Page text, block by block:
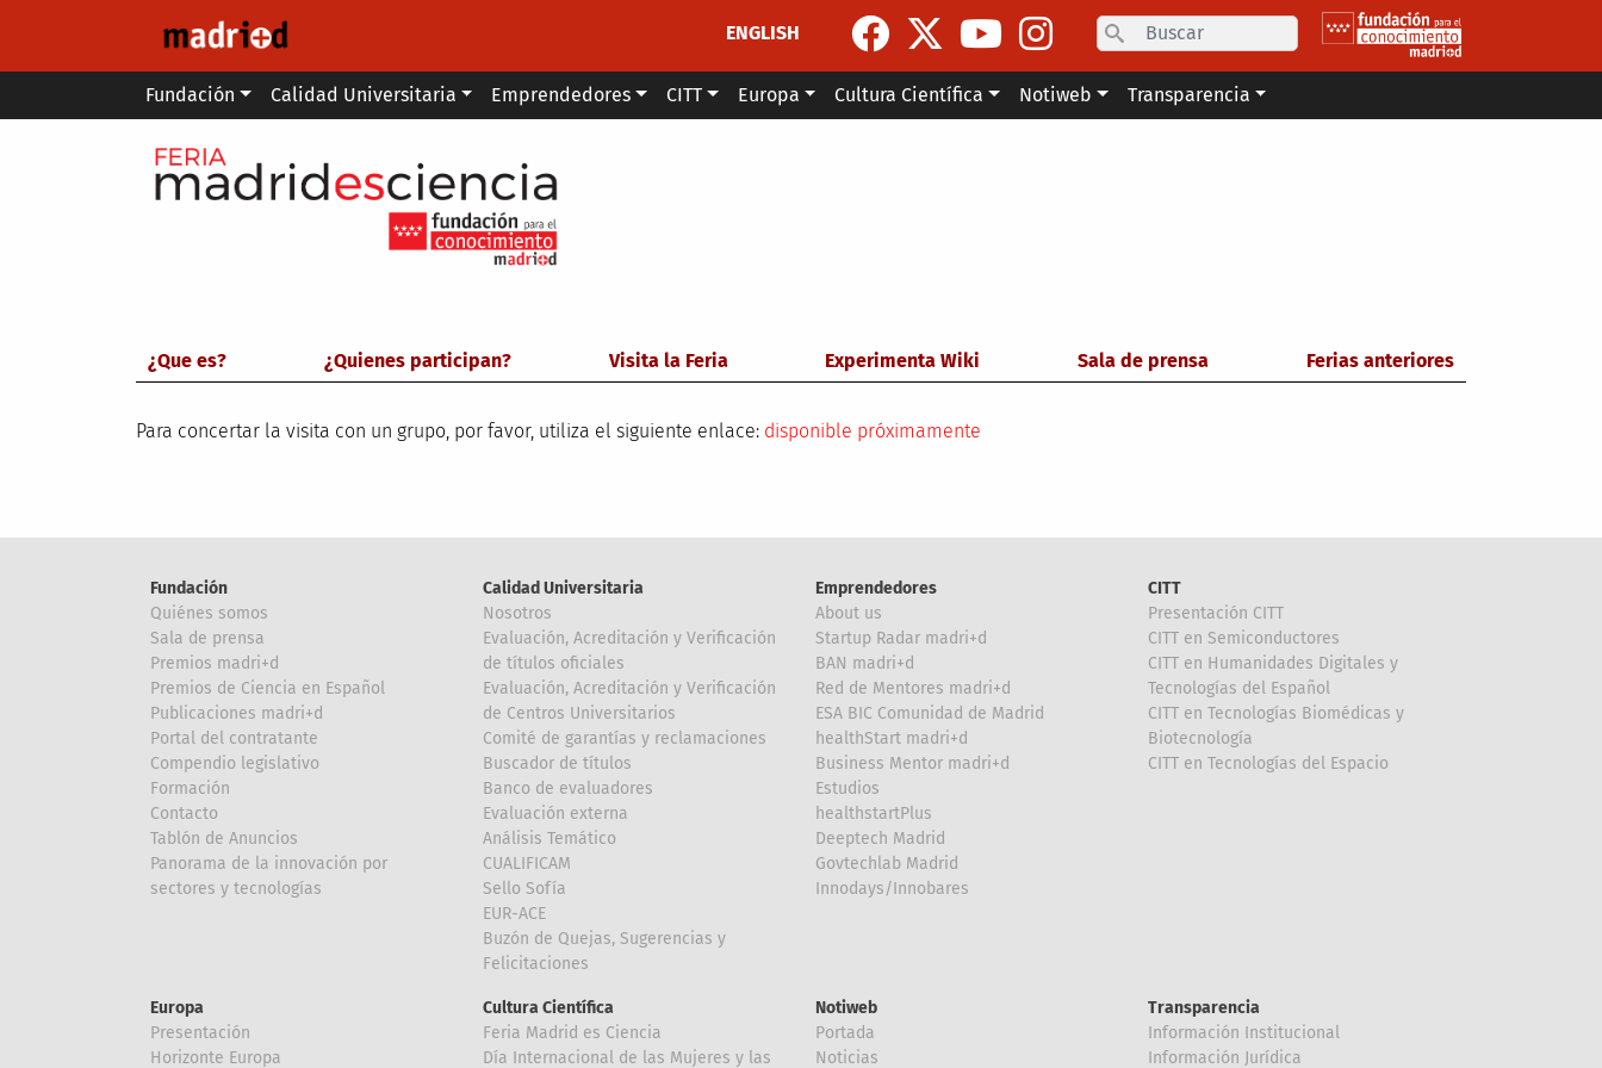
ENGLISH
Search
Main menu
Fundación Calidad Universitaria Emprendedores CITT Europa Cultura Científica Notiweb Transparencia
¿Que es? ¿Quienes participan? Visita la Feria Experimenta Wiki Sala de prensa Ferias anteriores
Para concertar la visita con un grupo, por favor, utiliza el siguiente enlace: disponible próximamente
Fundación
Quiénes somos
Sala de prensa
Premios madri+d
Premios de Ciencia en Español
Publicaciones madri+d
Portal del contratante
Compendio legislativo
Formación
Contacto
Tablón de Anuncios
Panorama de la innovación por
sectores y tecnologías
Calidad Universitaria
Nosotros
Evaluación, Acreditación y Verificación
de títulos oficiales
Evaluación, Acreditación y Verificación
de Centros Universitarios
Comité de garantías y reclamaciones
Buscador de títulos
Banco de evaluadores
Evaluación externa
Análisis Temático
CUALIFICAM
Sello Sofía
EUR-ACE
Buzón de Quejas, Sugerencias y
Felicitaciones
Emprendedores
About us
Startup Radar madri+d
BAN madri+d
Red de Mentores madri+d
ESA BIC Comunidad de Madrid
healthStart madri+d
Business Mentor madri+d
Estudios
healthstartPlus
Deeptech Madrid
Govtechlab Madrid
Innodays/Innobares
CITT
Presentación CITT
CITT en Semiconductores
CITT en Humanidades Digitales y
Tecnologías del Español
CITT en Tecnologías Biomédicas y
Biotecnología
CITT en Tecnologías del Espacio
Europa
Presentación
Horizonte Europa
Cultura Científica
Feria Madrid es Ciencia
Día Internacional de las Mujeres y las
Notiweb
Portada
Noticias
Transparencia
Información Institucional
Información Jurídica